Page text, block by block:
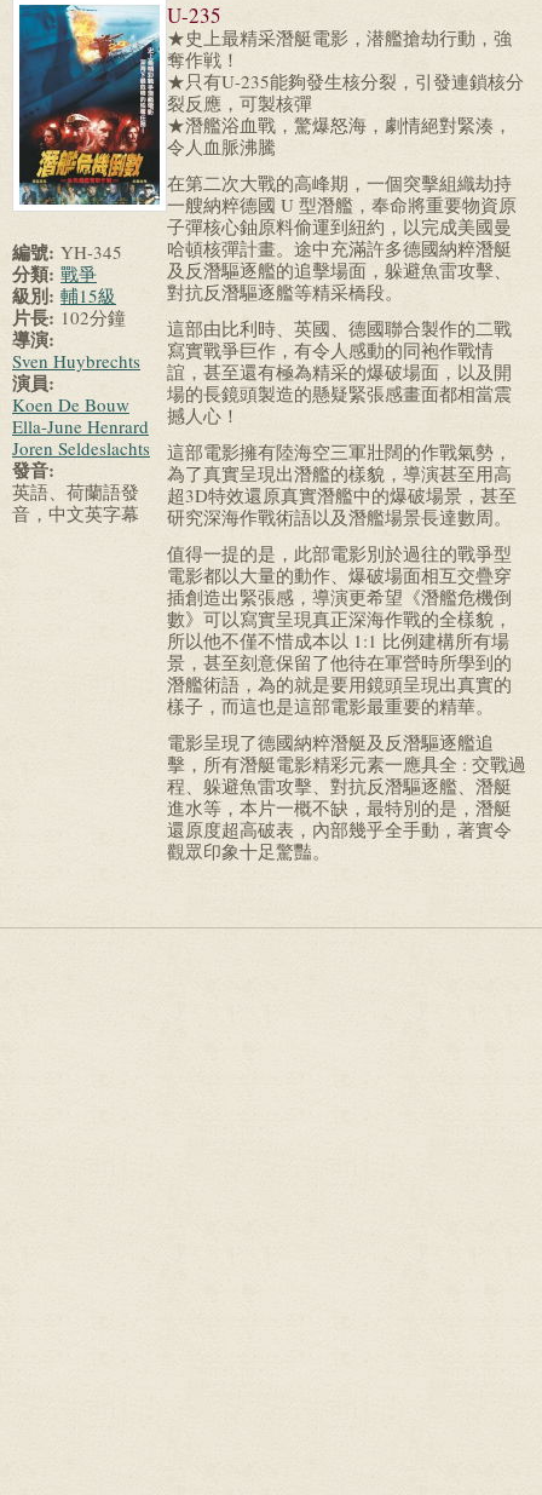
編號: YH-345
分類: 戰爭
級別: 輔15級
片長: 102分鐘
導演:
Sven Huybrechts
演員:
Koen De Bouw
Ella-June Henrard
Joren Seldeslachts
發音:
英語、荷蘭語發
音，中文英字幕
U-235
★史上最精采潛艇電影，潜艦搶劫行動，強
奪作戦！
★只有U-235能夠發生核分裂，引發連鎖核分
裂反應，可製核彈
★潛艦浴血戰，驚爆怒海，劇情絕對緊湊，
令人血脈沸騰
在第二次大戰的高峰期，一個突擊組織劫持
一艘納粹德國 U 型潛艦，奉命將重要物資原
子彈核心鈾原料偷運到紐約，以完成美國曼
哈頓核彈計畫。途中充滿許多德國納粹潛艇
及反潛驅逐艦的追擊場面，躲避魚雷攻擊、
對抗反潛驅逐艦等精采橋段。
這部由比利時、英國、德國聯合製作的二戰
寫實戰爭巨作，有令人感動的同袍作戰情
誼，甚至還有極為精采的爆破場面，以及開
場的長鏡頭製造的懸疑緊張感畫面都相當震
撼人心！
這部電影擁有陸海空三軍壯闊的作戰氣勢，
為了真實呈現出潛艦的樣貌，導演甚至用高
超3D特效還原真實潛艦中的爆破場景，甚至
研究深海作戰術語以及潛艦場景長達數周。
值得一提的是，此部電影別於過往的戰爭型
電影都以大量的動作、爆破場面相互交疊穿
插創造出緊張感，導演更希望《潛艦危機倒
數》可以寫實呈現真正深海作戰的全樣貌，
所以他不僅不惜成本以 1:1 比例建構所有場
景，甚至刻意保留了他待在軍營時所學到的
潛艦術語，為的就是要用鏡頭呈現出真實的
樣子，而這也是這部電影最重要的精華。
電影呈現了德國納粹潛艇及反潛驅逐艦追
擊，所有潛艇電影精彩元素一應具全 : 交戰過
程、躲避魚雷攻擊、對抗反潛驅逐艦、潛艇
進水等，本片一概不缺，最特別的是，潛艇
還原度超高破表，內部幾乎全手動，著實令
觀眾印象十足驚豔。